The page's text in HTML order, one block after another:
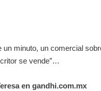
un minuto, un comercial
se vende”…
en gandhi.com.mx